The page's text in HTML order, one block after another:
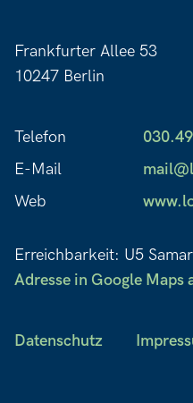
Frankfurter Allee 53
10247 Berlin
Telefon
E-Mail
Web
Erreichbarkeit: U5
Adresse in Google Maps
Datenschutz